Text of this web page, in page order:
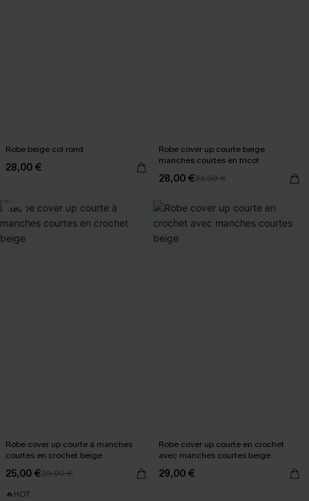
Robe beige col rond
28,00 €
Robe cover up courte beige
manches courtes en tricot
28,00 €33,00 €
-14%
Robe cover up courte à manches
courtes en crochet beige
25,00 €29,00 €
🔥HOT
Robe cover up courte en crochet
avec manches courtes beige
29,00 €